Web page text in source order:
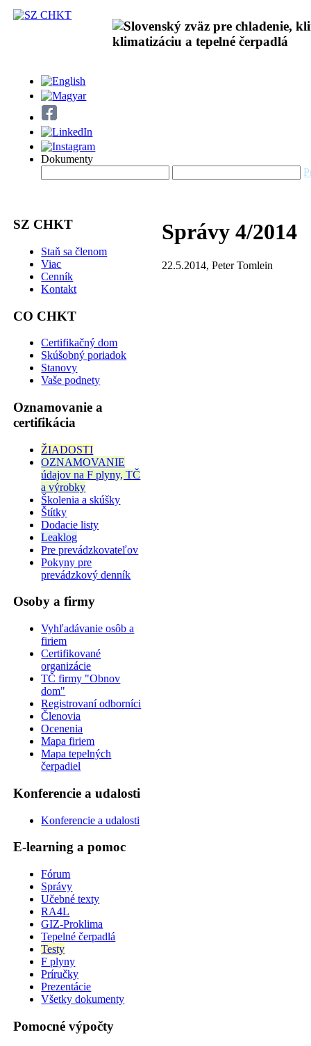
Dokumenty
SZ CHKT
Staň sa členom
Viac
Cenník
Kontakt
CO CHKT
Certifikačný dom
Skúšobný poriadok
Stanovy
Vaše podnety
Oznamovanie a
certifikácia
ŽIADOSTI
OZNAMOVANIE
údajov na F plyny, TČ
a výrobky
Školenia a skúšky
Štítky
Dodacie listy
Leaklog
Pre prevádzkovateľov
Pokyny pre
prevádzkový denník
Osoby a firmy
Vyhľadávanie osôb a
firiem
Certifikované
organizácie
TČ firmy "Obnov
dom"
Registrovaní odborníci
Členovia
Ocenenia
Mapa firiem
Mapa tepelných
čerpadiel
Konferencie a udalosti
Konferencie a udalosti
E-learning a pomoc
Fórum
Správy
Učebné texty
RA4L
GIZ-Proklima
Tepelné čerpadlá
Testy
F plyny
Príručky
Prezentácie
Všetky dokumenty
Pomocné výpočty
Správy 4/2014
22.5.2014, Peter Tomlein